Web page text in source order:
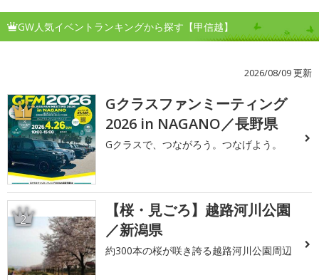
GW人気イベントランキングから探す【甲信越】
2026/08/09 更新
1
Gクラスファンミーティング
2026 in NAGANO／長野県
Gクラスで、つながろう。つなげよう。
2
【桜・見ごろ】越路河川公園
／新潟県
約300本の桜が咲き誇る越路河川公園周辺